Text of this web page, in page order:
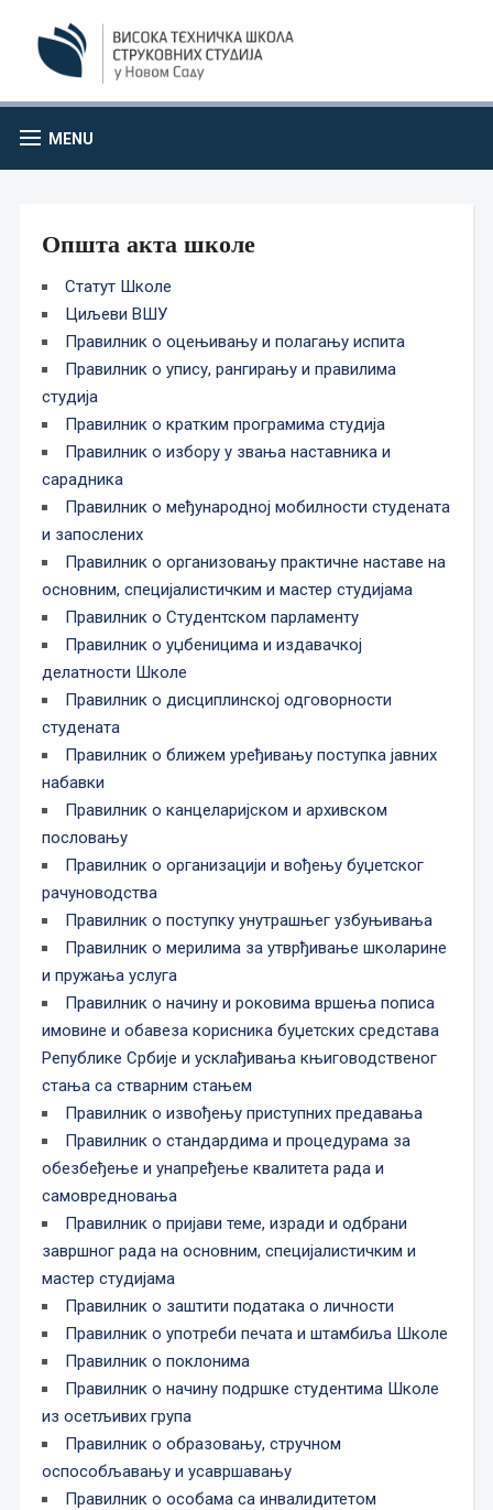
MENU
Општа акта школе
Статут Школе
Циљеви ВШУ
Правилник о оцењивању и полагању испита
Правилник о упису, рангирању и правилима
студија
Правилник о кратким програмима студија
Правилник о избору у звања наставника и
сарадника
Правилник о међународној мобилности студената
и запослених
Правилник о организовању практичне наставе на
основним, специјалистичким и мастер студијама
Правилник о Студентском парламенту
Правилник о уџбеницима и издавачкој
делатности Школе
Правилник о дисциплинској одговорности
студената
Правилник о ближем уређивању поступка јавних
набавки
Правилник о канцеларијском и архивском
пословању
Правилник о организацији и вођењу буџетског
рачуноводства
Правилник о поступку унутрашњег узбуњивања
Правилник о мерилима за утврђивање школарине
и пружања услуга
Правилник о начину и роковима вршења пописа
имовине и обавеза корисника буџетских средстава
Републике Србије и усклађивања књиговодственог
стања са стварним стањем
Правилник о извођењу приступних предавања
Правилник о стандардима и процедурама за
обезбеђење и унапређење квалитета рада и
самовредновања
Правилник о пријави теме, изради и одбрани
завршног рада на основним, специјалистичким и
мастер студијама
Правилник о заштити података о личности
Правилник о употреби печата и штамбиља Школе
Правилник о поклонима
Правилник о начину подршке студентима Школе
из осетљивих група
Правилник о образовању, стручном
оспособљавању и усавршавању
Правилник о особама са инвалидитетом